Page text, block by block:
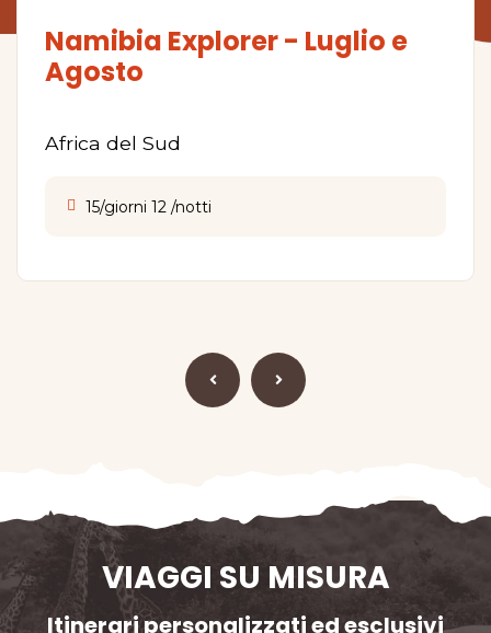
Namibia Explorer - Luglio e
Agosto
Africa del Sud
15/giorni 12 /notti
VIAGGI SU MISURA
Itinerari personalizzati ed esclusivi